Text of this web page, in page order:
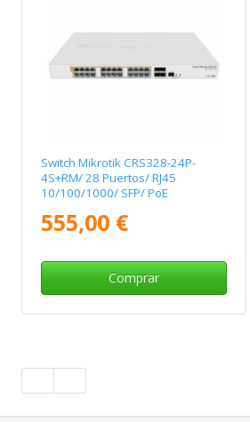
Switch Mikrotik CRS328-24P-
4S+RM/ 28 Puertos/ RJ45
10/100/1000/ SFP/ PoE
555,00 €
Comprar